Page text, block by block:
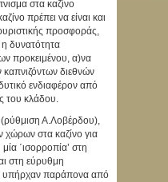
στα καζίνο
πρέπει να είναι και
προσφοράς,
δυνατότητα
προκειμένου, α)να
καπνιζόντων διεθνών
ενδιαφέρον από
του κλάδου.
Α.Λοβέρδου),
χώρων στα καζίνο για
μία ΄ισορροπία’ στη
στη εύρυθμη
υπήρχαν παράπονα από